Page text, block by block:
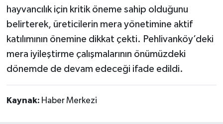
hayvancılık için kritik öneme sahip olduğunu
belirterek, üreticilerin mera yönetimine aktif
katılımının önemine dikkat çekti. Pehlivanköy’deki
mera iyileştirme çalışmalarının önümüzdeki
dönemde de devam edeceği ifade edildi.
Kaynak: Haber Merkezi